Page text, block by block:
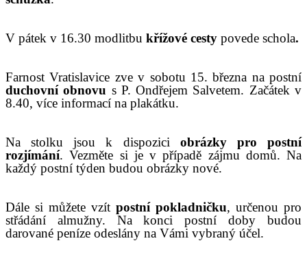
V pátek v 16.30 modlitbu křížové cesty povede schola.
Farnost Vratislavice zve v sobotu 15. března na postní
duchovní obnovu s P. Ondřejem Salvetem. Začátek v
8.40, více informací na plakátku.
Na stolku jsou k dispozici obrázky pro postní
rozjímání. Vezměte si je v případě zájmu domů. Na
každý postní týden budou obrázky nové.
Dále si můžete vzít postní pokladničku, určenou pro
střádání almužny. Na konci postní doby budou
darované peníze odeslány na Vámi vybraný účel.